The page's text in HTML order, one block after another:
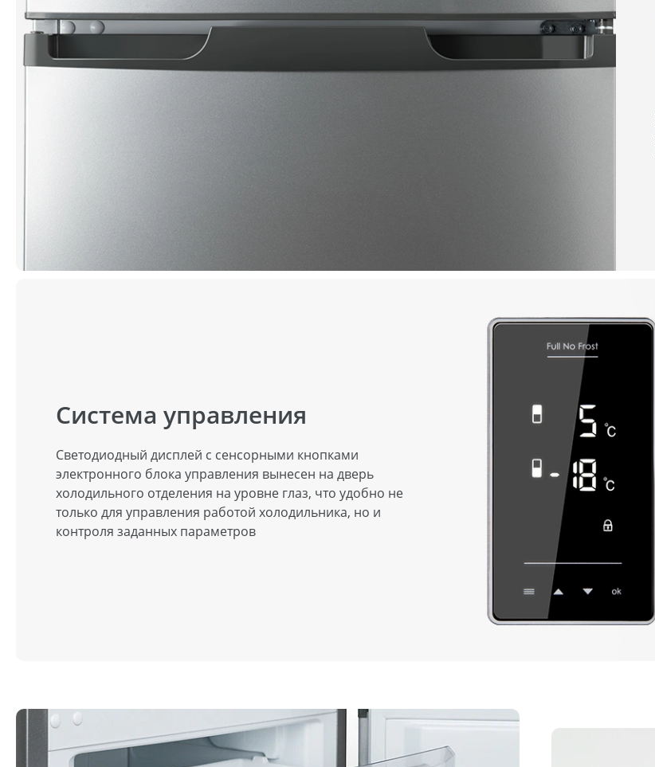
Система управления
Светодиодный дисплей с сенсорными кнопками
электронного блока управления вынесен на дверь
холодильного отделения на уровне глаз, что удобно не
только для управления работой холодильника, но и
контроля заданных параметров